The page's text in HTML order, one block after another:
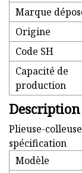
Marque
Origine
Code SH
Capacité de
production
Plieuse-
spécification
Modèle